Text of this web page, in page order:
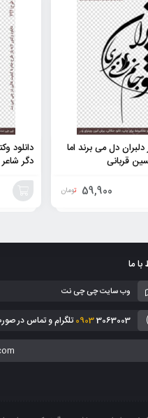
دلبران دل می برند اما
قربانی
59,900 تومان
دانلود
دگر
به
با ما
وب سایت چی چی نت
09033063003 تلگرام و تماس در صورت لزوم